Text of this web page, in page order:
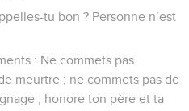
tu bon ? Personne n’est
: Ne commets pas
meurtre ; ne commets pas de
; honore ton père et ta